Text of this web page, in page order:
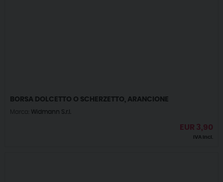
BORSA DOLCETTO O SCHERZETTO, ARANCIONE
Marca: Widmann S.r.l.
EUR 3,90
IVA incl.